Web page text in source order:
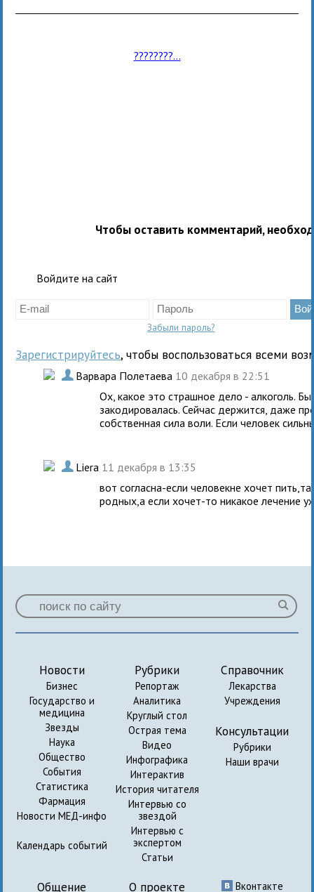
????????...
Чтобы оставить комментарий,
Войдите на сайт
Забыли пароль?
Зарегистрируйтесь, чтобы воспользоваться всеми
. Варвара Полетаева 10 декабря в 22:51
Ох, какое это страшное дело - алкоголь.
закодировалась. Сейчас держится, даже
собственная сила воли. Если человек
. Liera 11 декабря в 13:35
вот согласна-если человекне хочет
родных,а если хочет-то никакое лечение
Новости
Бизнес
Государство и
медицина
Звезды
Наука
Общество
События
Статистика
Фармация
Новости МЕД-инфо
Календарь событий
Рубрики
Репортаж
Аналитика
Круглый стол
Острая тема
Видео
Инфографика
Интерактив
История читателя
Интервью со
звездой
Интервью с
экспертом
Статьи
Справочник
Лекарства
Учреждения
Консультации
Рубрики
Наши врачи
Общение О проекте Вконтакте